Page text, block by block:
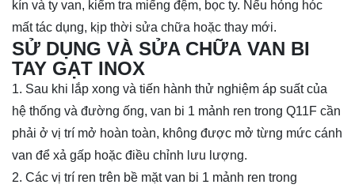
kín và ty van, kiểm tra miếng đệm, bọc ty. Nếu hỏng hóc
mất tác dụng, kịp thời sửa chữa hoặc thay mới.
SỬ DỤNG VÀ SỬA CHỮA VAN BI
TAY GẠT INOX
1. Sau khi lắp xong và tiến hành thử nghiệm áp suất của
hệ thống và đường ống, van bi 1 mảnh ren trong Q11F cần
phải ở vị trí mở hoàn toàn, không được mở từng mức cánh
van để xả gấp hoặc điều chỉnh lưu lượng.
2. Các vị trí ren trên bề mặt van bi 1 mảnh ren trong